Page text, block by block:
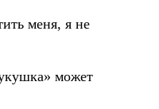
меня, я не
может